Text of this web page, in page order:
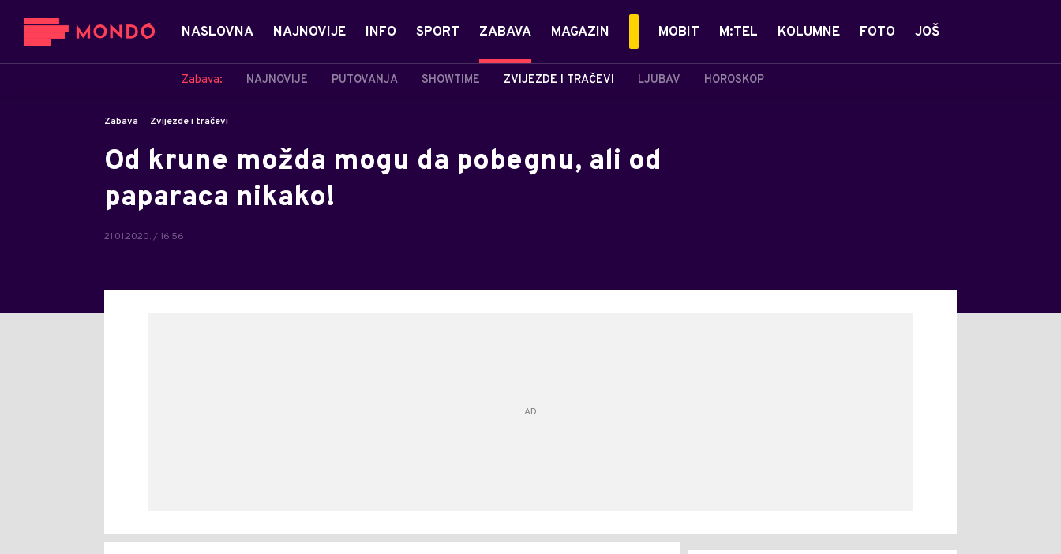
NASLOVNA NAJNOVIJE INFO SPORT ZABAVA
Zabava: NAJNOVIJE PUTOVANJA SHOWTIME ZVIJEZDE I TRAČEVI LJUBAV HOROSKOP
MAGAZIN MOBIT M:TEL KOLUMNE FOTO JOŠ
Zabava Zvijezde i tračevi
Od krune možda mogu da pobegnu, ali od
paparaca nikako!
21.01.2020. / 16:56